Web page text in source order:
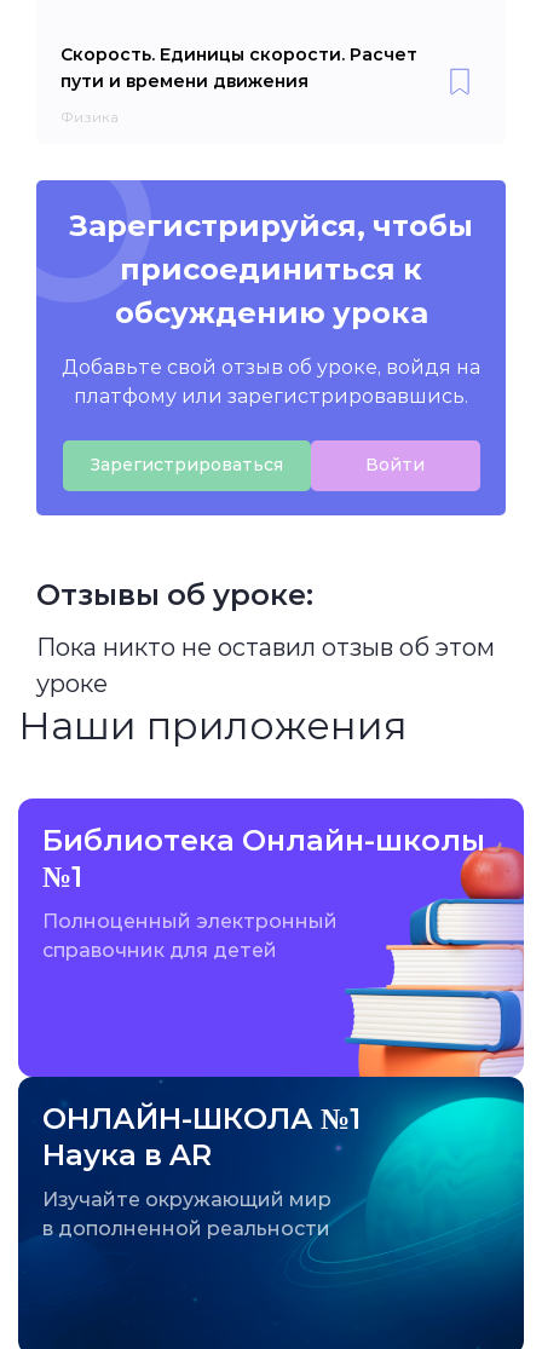
Скорость. Единицы скорости. Расчет
пути и времени движения
Физика
Зарегистрируйся, чтобы
присоединиться к
обсуждению урока
Добавьте свой отзыв об уроке, войдя на
платфому или зарегистрировавшись.
Зарегистрироваться Войти
Отзывы об уроке:
Пока никто не оставил отзыв об этом
уроке
Наши приложения
Библиотека Онлайн-школы
№1
Полноценный электронный
справочник для детей
ОНЛАЙН-ШКОЛА №1
Наука в AR
Изучайте окружающий мир
в дополненной реальности